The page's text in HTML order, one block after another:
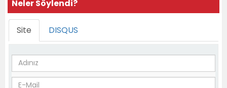
Neler Söylendi?
Site DISQUS